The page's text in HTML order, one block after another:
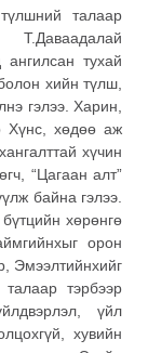
талаар
тухай
хийн түлш,
гэлээ. Харин,
Хүнс, хөдөө аж
хүчин
“Цагаан алт”
байна гэлээ.
хөрөнгө
орон
Эмээлтийнхийг
тэрбээр
үйл
хувийн